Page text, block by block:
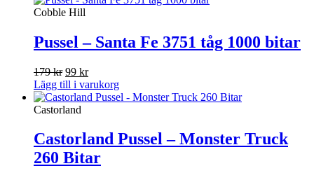
Cobble Hill
Pussel – Santa Fe 3751 tåg 1000 bitar
179kr Det
ursprungliga
priset
var:
99 krDet
nuvarande
priset
Lägg till i varukorg
Castorland
Castorland Pussel – Monster Truck
260 Bitar